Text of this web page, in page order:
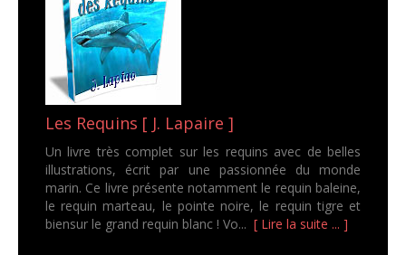
Les Requins [ J. Lapaire ]
Un livre très complet sur les requins avec de belles
illustrations, écrit par une passionnée du monde
marin. Ce livre présente notamment le requin baleine,
le requin marteau, le pointe noire, le requin tigre et
biensur le grand requin blanc ! Vo... [ Lire la suite ... ]